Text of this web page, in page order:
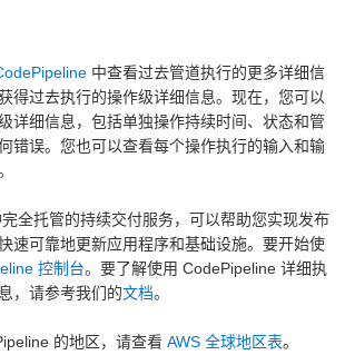
中查看过去管道执行的更多详细信
得过去执行的操作级详细信息。现在，您可以
详细信息，包括单独操作持续时间、状态和管
错误。您也可以查看每个操作执行的输入和输
全托管的持续交付服务，可以帮助您实现发布
速可靠地更新应用程序和基础设施。要开始使
控制台。要了解使用 CodePipeline 详细执
，请参考我们的文档。
的地区，请查看 AWS 全球地区表。